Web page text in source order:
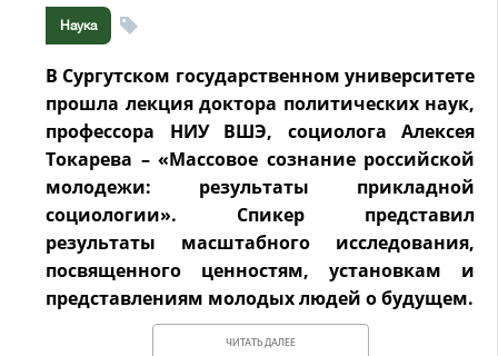
Наука
В Сургутском государственном университете
прошла лекция доктора политических наук,
профессора НИУ ВШЭ, социолога Алексея
Токарева – «Массовое сознание российской
молодежи: результаты прикладной
социологии». Спикер представил
результаты масштабного исследования,
посвященного ценностям, установкам и
представлениям молодых людей о будущем.
ЧИТАТЬ ДАЛЕЕ